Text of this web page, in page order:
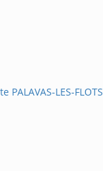
PALAVAS-LES-FLOTS